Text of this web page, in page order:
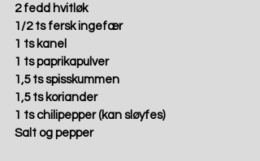
2 fedd hvitløk
1/2 ts fersk ingefær
1 ts kanel
1 ts paprikapulver
1,5 ts spisskummen
1,5 ts koriander
1 ts chilipepper (kan sløyfes)
Salt og pepper